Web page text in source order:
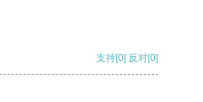
支持[0] 反对[0]